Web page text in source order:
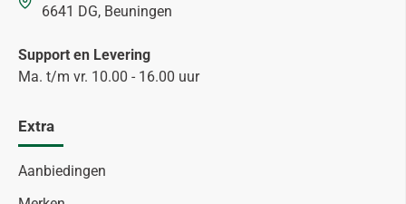
6641 DG, Beuningen
Support en Levering
Ma. t/m vr. 10.00 - 16.00 uur
Extra
Aanbiedingen